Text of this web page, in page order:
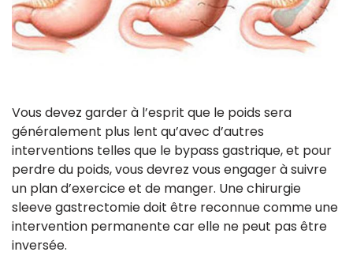
Vous devez garder à l’esprit que le poids sera
généralement plus lent qu’avec d’autres
interventions telles que le bypass gastrique, et pour
perdre du poids, vous devrez vous engager à suivre
un plan d’exercice et de manger. Une chirurgie
sleeve gastrectomie doit être reconnue comme une
intervention permanente car elle ne peut pas être
inversée.